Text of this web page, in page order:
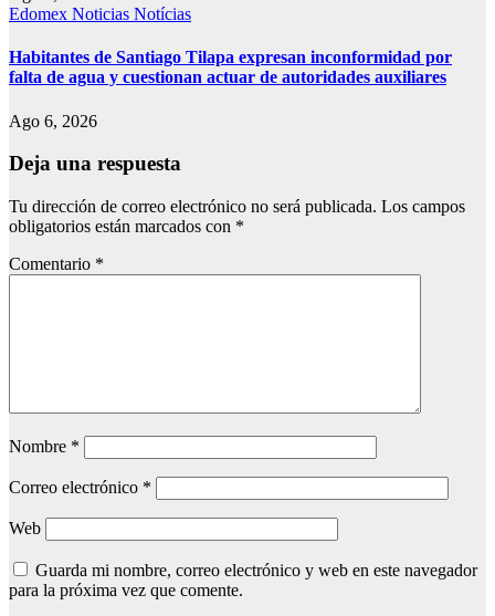
Edomex Noticias Notícias
Habitantes de Santiago Tilapa expresan inconformidad por
falta de agua y cuestionan actuar de autoridades auxiliares
Ago 6, 2026
Deja una respuesta
Tu dirección de correo electrónico no será publicada. Los campos
obligatorios están marcados con *
Comentario *
Nombre *
Correo electrónico *
Web
Guarda mi nombre, correo electrónico y web en este navegador
para la próxima vez que comente.